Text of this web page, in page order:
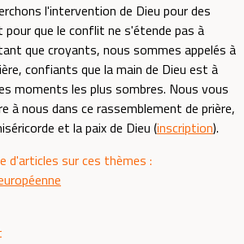
l'intervention de Dieu pour des
pour que le conflit ne s'étende pas à
que croyants, nous sommes appelés à
confiants que la main de Dieu est à
moments les plus sombres. Nous vous
à nous dans ce rassemblement de prière,
et la paix de Dieu (inscription).
d'articles sur ces thèmes :